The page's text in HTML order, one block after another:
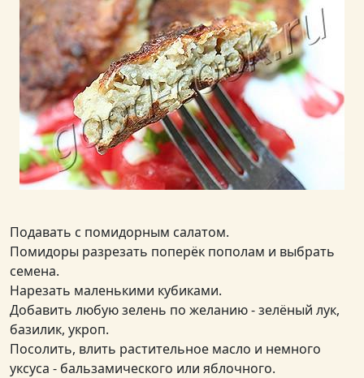
Подавать с помидорным салатом.
Помидоры разрезать поперёк пополам и выбрать
семена.
Нарезать маленькими кубиками.
Добавить любую зелень по желанию - зелёный лук,
базилик, укроп.
Посолить, влить растительное масло и немного
уксуса - бальзамического или яблочного.